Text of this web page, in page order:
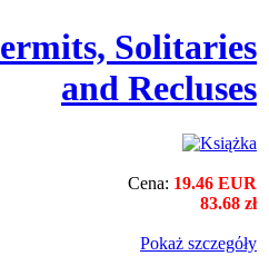
Solitaries
and Recluses
Cena: 19.46 EUR
83.68 zł
Pokaż szczegόły